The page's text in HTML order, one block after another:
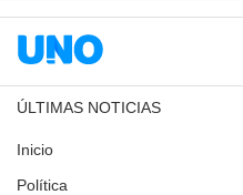
ÚLTIMAS NOTICIAS
Inicio
Política